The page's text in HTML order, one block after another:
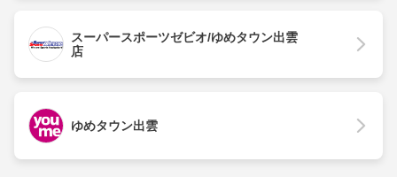
スーパースポーツゼビオ/ゆめタウン出雲
店
ゆめタウン出雲